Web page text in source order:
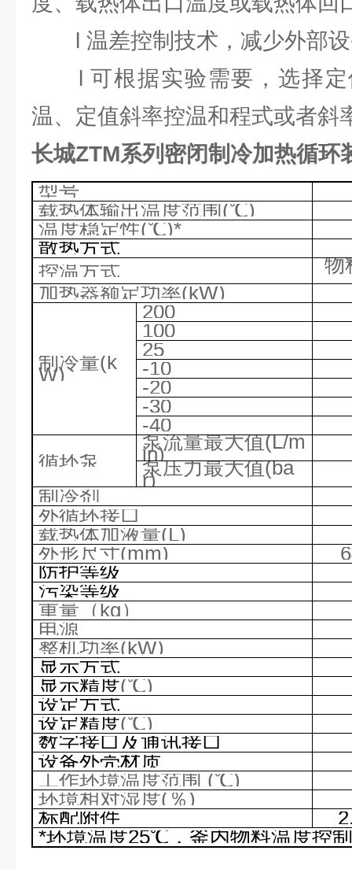
l 温差控制技术，减少外部设
l 可根据实验需要，选择定
温、定值斜率控温和程式或者斜
长城ZTM系列密闭制冷加热循环
型号
载热体输出温度范围(℃)
温度稳定性(℃)*
散热方式
控温方式
物
加热器额定功率(kW)
制冷量(k
W)
200
100
25
-10
-20
-30
-40
循环泵
泵流量最大值(L/m
in)
泵压力最大值(ba
r)
制冷剂
外循环接口
载热体加液量(L)
外形尺寸(mm)
防护等级
污染等级
重量（kg）
电源
整机功率(kW)
显示方式
显示精度(℃)
设定方式
设定精度(℃)
数字接口及通讯接口
设备外壳材质
工作环境温度范围 (℃)
环境相对湿度( ％ )
标配附件
*环境温度25℃ ，釜内物料温度控